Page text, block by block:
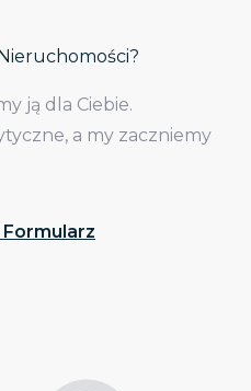
ją dla Ciebie.
a my zaczniemy
Formularz